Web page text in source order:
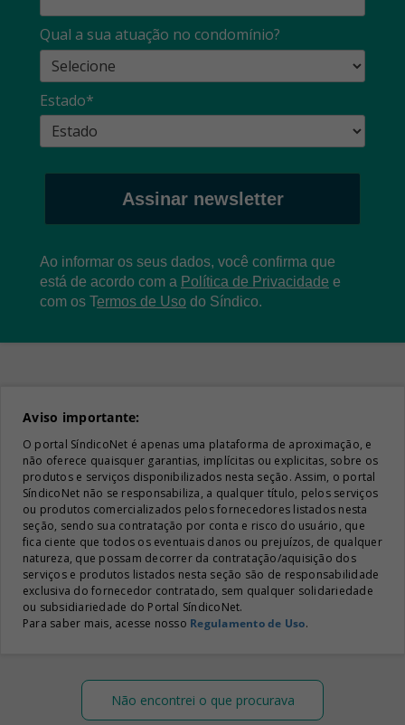
Qual a sua atuação no condomínio?
Estado*
Assinar newsletter
Ao informar os seus dados, você confirma que
está de acordo com a Política de Privacidade e
com os Termos de Uso do Síndico.
Aviso importante:
O portal SíndicoNet é apenas uma plataforma de aproximação, e
não oferece quaisquer garantias, implícitas ou explicitas, sobre os
produtos e serviços disponibilizados nesta seção. Assim, o portal
SíndicoNet não se responsabiliza, a qualquer título, pelos serviços
ou produtos comercializados pelos fornecedores listados nesta
seção, sendo sua contratação por conta e risco do usuário, que
fica ciente que todos os eventuais danos ou prejuízos, de qualquer
natureza, que possam decorrer da contratação/aquisição dos
serviços e produtos listados nesta seção são de responsabilidade
exclusiva do fornecedor contratado, sem qualquer solidariedade
ou subsidiariedade do Portal SíndicoNet.
Para saber mais, acesse nosso Regulamento de Uso.
Não encontrei o que procurava